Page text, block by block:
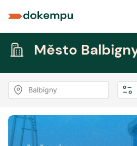
Město
Balbigny